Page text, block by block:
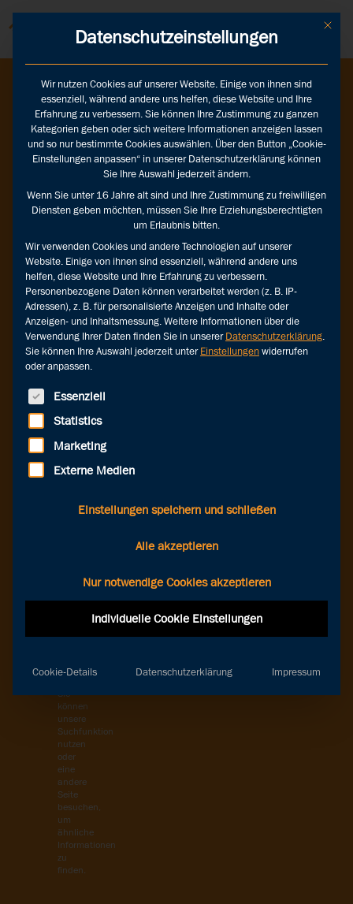
MISTAKE
Page
not
found.
Oops,
da
ist
wohl
etwas
schiefgegangen!
Seite,
die
Sie
suchen,
konnte
leider
nicht
empfehlen
einmal
versuchen.
Sie
können
unsere
Suchfunktion
nutzen
oder
eine
andere
Seite
besuchen,
um
ähnliche
Informationen
zu
finden.
Mit
Datenschutzeinstellungen
Wir nutzen Cookies auf unserer Website. Einige von ihnen sind
essenziell, während andere uns helfen, diese Website und Ihre
Erfahrung zu verbessern. Sie können Ihre Zustimmung zu ganzen
Kategorien geben oder sich weitere Informationen anzeigen lassen
und so nur bestimmte Cookies auswählen. Über den Button „Cookie-
Einstellungen anpassen“ in unserer Datenschutzerklärung können
Sie Ihre Auswahl jederzeit ändern.
Wenn Sie unter 16 Jahre alt sind und Ihre Zustimmung zu freiwilligen
Diensten geben möchten, müssen Sie Ihre Erziehungsberechtigten
um Erlaubnis bitten.
Wir verwenden Cookies und andere Technologien auf unserer
Website. Einige von ihnen sind essenziell, während andere uns
helfen, diese Website und Ihre Erfahrung zu verbessern.
Personenbezogene Daten können verarbeitet werden (z. B. IP-
Adressen), z. B. für personalisierte Anzeigen und Inhalte oder
Anzeigen- und Inhaltsmessung.Weitere Informationen über die
Verwendung Ihrer Daten finden Sie in unsererDatenschutzerklärung.
Sie können Ihre Auswahl jederzeit unterEinstellungenwiderrufen
oder anpassen.
Es folgt eine Liste der Service-Gruppen, für die eine Einwilligung erteilt
Essenziell
Statistics
Marketing
Externe Medien
Einstellungen speichern und schließen
Alle akzeptieren
Nur notwendige Cookies akzeptieren
Individuelle Cookie Einstellungen
Cookie-Details Datenschutzerklärung Impressum